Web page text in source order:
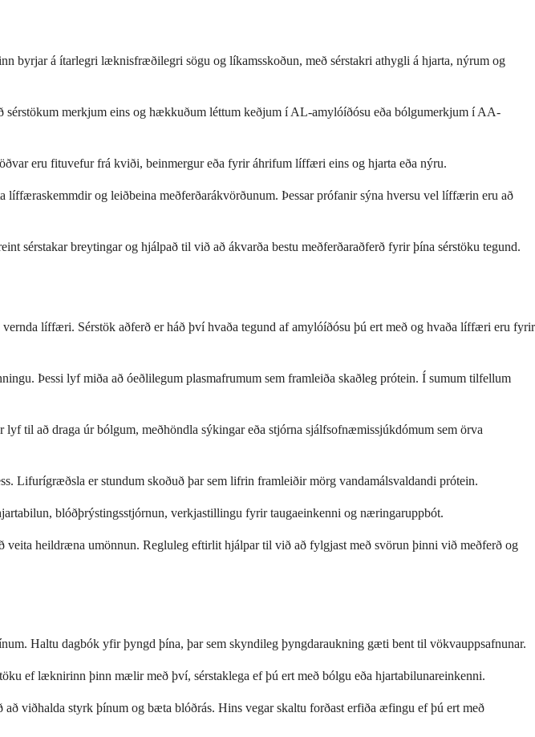
byrjar á ítarlegri læknisfræðilegri sögu og líkamsskoðun, með sérstakri athygli á hjarta, nýrum og
merkjum eins og hækkuðum léttum keðjum í AL-amylóíðósu eða bólgumerkjum í AA-
eru fituvefur frá kviði, beinmergur eða fyrir áhrifum líffæri eins og hjarta eða nýru.
og leiðbeina meðferðarákvörðunum. Þessar prófanir sýna hversu vel líffærin eru að
sérstakar breytingar og hjálpað til við að ákvarða bestu meðferðaraðferð fyrir þína sérstöku tegund.
líffæri. Sérstök aðferð er háð því hvaða tegund af amylóíðósu þú ert með og hvaða líffæri eru fyrir
Þessi lyf miða að óeðlilegum plasmafrumum sem framleiða skaðleg prótein. Í sumum tilfellum
til að draga úr bólgum, meðhöndla sýkingar eða stjórna sjálfsofnæmissjúkdómum sem örva
Lifurígræðsla er stundum skoðuð þar sem lifrin framleiðir mörg vandamálsvaldandi prótein.
blóðþrýstingsstjórnun, verkjastillingu fyrir taugaeinkenni og næringaruppbót.
heildræna umönnun. Regluleg eftirlit hjálpar til við að fylgjast með svörun þinni við meðferð og
Haltu dagbók yfir þyngd þína, þar sem skyndileg þyngdaraukning gæti bent til vökvauppsafnunar.
ef læknirinn þinn mælir með því, sérstaklega ef þú ert með bólgu eða hjartabilunareinkenni.
viðhalda styrk þínum og bæta blóðrás. Hins vegar skaltu forðast erfiða æfingu ef þú ert með